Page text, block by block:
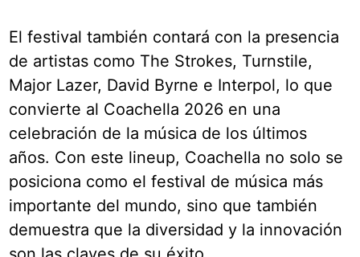
El festival también contará con la presencia
de artistas como The Strokes, Turnstile,
Major Lazer, David Byrne e Interpol, lo que
convierte al Coachella 2026 en una
celebración de la música de los últimos
años. Con este lineup, Coachella no solo se
posiciona como el festival de música más
importante del mundo, sino que también
demuestra que la diversidad y la innovación